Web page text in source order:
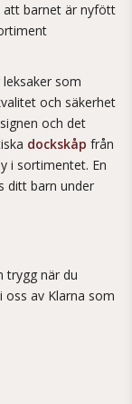
att barnet är nyfött
som
och säkerhet
och det
dockskåp från
i sortimentet. En
ditt barn under
trygg när du
oss av Klarna som